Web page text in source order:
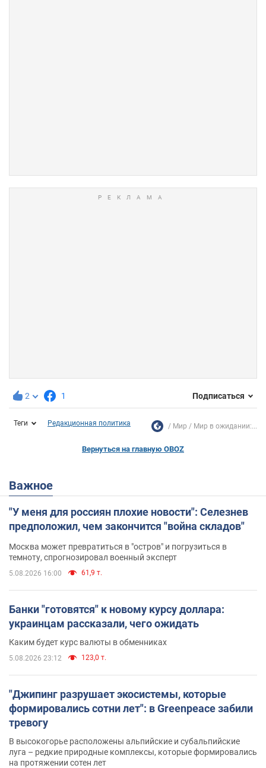
2 1 Подписаться
Теги Редакционная политика Мир Мир в ожидании:...
Вернуться на главную OBOZ
Важное
"У меня для россиян плохие новости": Селезнев
предположил, чем закончится "война складов"
Москва может превратиться в "остров" и погрузиться в
темноту, спрогнозировал военный эксперт
5.08.2026 16:00 61,9 т.
Банки "готовятся" к новому курсу доллара:
украинцам рассказали, чего ожидать
Каким будет курс валюты в обменниках
5.08.2026 23:12 123,0 т.
"Джипинг разрушает экосистемы, которые
формировались сотни лет": в Greenpeace забили
тревогу
В высокогорье расположены альпийские и субальпийские
луга – редкие природные комплексы, которые формировались
на протяжении сотен лет